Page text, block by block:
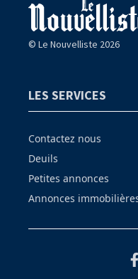
© Le Nouvelliste 2026
LES SERVICES
Contactez nous
Deuils
Petites annonces
Annonces